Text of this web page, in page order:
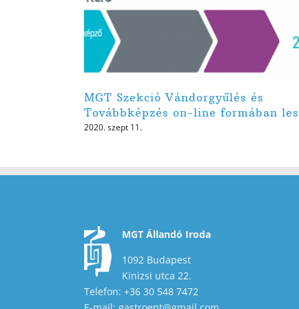
MGT Szekció Vándorgyűlés és
Továbbképzés on-line formában
2020. szept 11.
MGT Állandó Iroda
1092 Budapest
Kinizsi utca 22.
Telefon: +36 30 548 7472